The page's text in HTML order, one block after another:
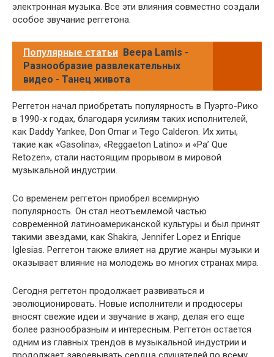
электронная музыка. Все эти влияния совместно создали
особое звучание реггетона.
Популярные статьи Beepa Lamis -
Разнообразие развлекательных
видео - Танец живота
Реггетон начал приобретать популярность в Пуэрто-Рико
в 1990-х годах, благодаря усилиям таких исполнителей,
как Daddy Yankee, Don Omar и Tego Calderon. Их хиты,
такие как «Gasolina», «Reggaeton Latino» и «Pa’ Que
Retozen», стали настоящим прорывом в мировой
музыкальной индустрии.
Со временем реггетон приобрел всемирную
популярность. Он стал неотъемлемой частью
современной латиноамериканской культуры и был принят
такими звездами, как Shakira, Jennifer Lopez и Enrique
Iglesias. Реггетон также влияет на другие жанры музыки и
оказывает влияние на молодежь во многих странах мира.
Сегодня реггетон продолжает развиваться и
эволюционировать. Новые исполнители и продюсеры
вносят свежие идеи и звучание в жанр, делая его еще
более разнообразным и интересным. Реггетон остается
одним из главных трендов в музыкальной индустрии и